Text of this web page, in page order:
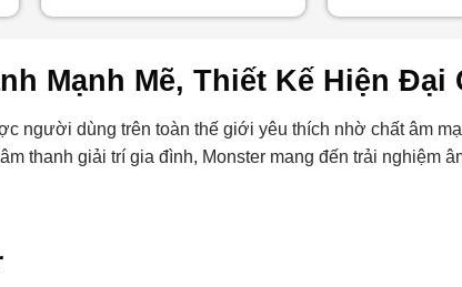
0
0
Mạnh Mẽ, Thiết Kế Hiện Đại
người dùng trên toàn thế giới yêu thích nhờ chất âm
thanh giải trí gia đình, Monster mang đến trải nghiệm